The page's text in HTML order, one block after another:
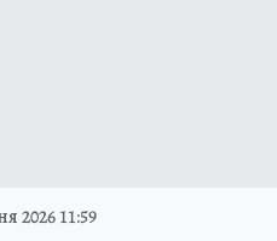
2026 11:59